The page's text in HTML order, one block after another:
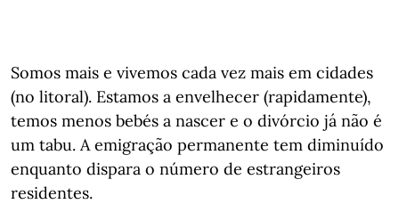
Somos mais e vivemos cada vez mais em cidades
(no litoral). Estamos a envelhecer (rapidamente),
temos menos bebés a nascer e o divórcio já não é
um tabu. A emigração permanente tem diminuído
enquanto dispara o número de estrangeiros
residentes.